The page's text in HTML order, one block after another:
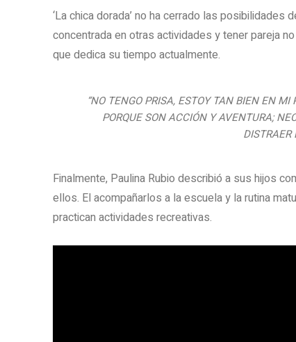
‘La chica dorada’ no ha cerrado las
concentrada en otras actividades y tener pareja
que dedica su tiempo actualmente.
“NO TENGO PRISA, ESTOY TAN BIEN EN
PORQUE SON ACCIÓN Y AVENTURA;
DISTRAER
Finalmente, Paulina Rubio describió a sus hijos
ellos. El acompañarlos a la escuela y la rutina
practican actividades recreativas.